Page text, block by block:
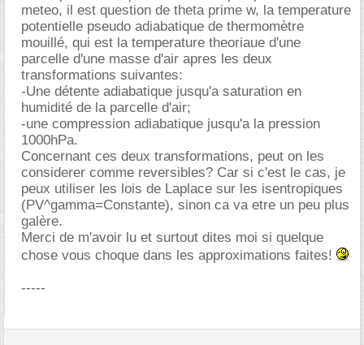
meteo, il est question de theta prime w, la temperature
potentielle pseudo adiabatique de thermomètre
mouillé, qui est la temperature theoriaue d'une
parcelle d'une masse d'air apres les deux
transformations suivantes:
-Une détente adiabatique jusqu'a saturation en
humidité de la parcelle d'air;
-une compression adiabatique jusqu'a la pression
1000hPa.
Concernant ces deux transformations, peut on les
considerer comme reversibles? Car si c'est le cas, je
peux utiliser les lois de Laplace sur les isentropiques
(PV^gamma=Constante), sinon ca va etre un peu plus
galère.
Merci de m'avoir lu et surtout dites moi si quelque
chose vous choque dans les approximations faites!
-----